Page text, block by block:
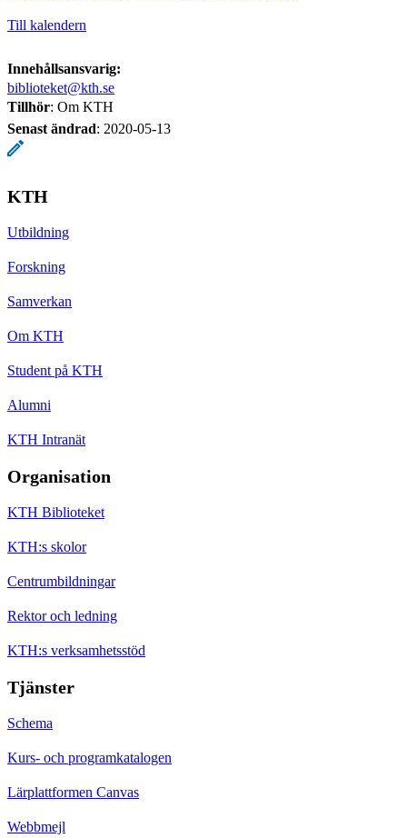
Till kalendern
Innehållsansvarig:
biblioteket@kth.se
Tillhör: Om KTH
Senast ändrad: 2020-05-13
KTH
Utbildning
Forskning
Samverkan
Om KTH
Student på KTH
Alumni
KTH Intranät
Organisation
KTH Biblioteket
KTH:s skolor
Centrumbildningar
Rektor och ledning
KTH:s verksamhetsstöd
Tjänster
Schema
Kurs- och programkatalogen
Lärplattformen Canvas
Webbmejl